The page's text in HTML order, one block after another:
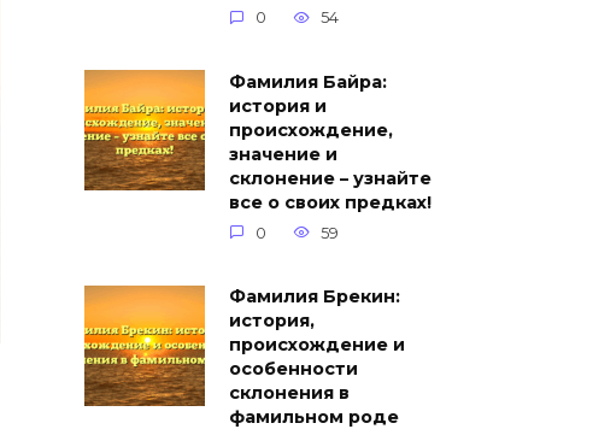
0 54
Фамилия Байра:
история и
происхождение,
значение и
склонение – узнайте
все о своих предках!
0 59
Фамилия Брекин:
история,
происхождение и
особенности
склонения в
фамильном роде